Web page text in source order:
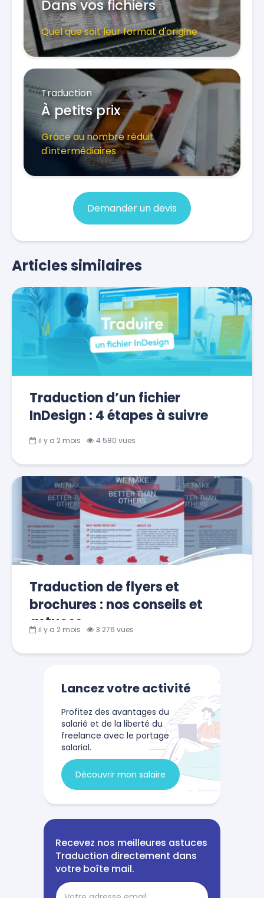
Dans vos fichiers
Quel que soit leur format d'origine
Traduction
À petits prix
Grâce au nombre réduit
d'intermédiaires
Demander un devis
Articles similaires
Traduction d’un fichier
InDesign : 4 étapes à suivre
il y a 2 mois 4 580 vues
Traduction de flyers et
brochures : nos conseils et
astuces
il y a 2 mois 3 276 vues
Lancez votre activité
Profitez des avantages du
salarié et de la liberté du
freelance avec le portage
salarial.
Découvrir mon salaire
Recevez nos meilleures astuces
Traduction directement dans
votre boîte mail.